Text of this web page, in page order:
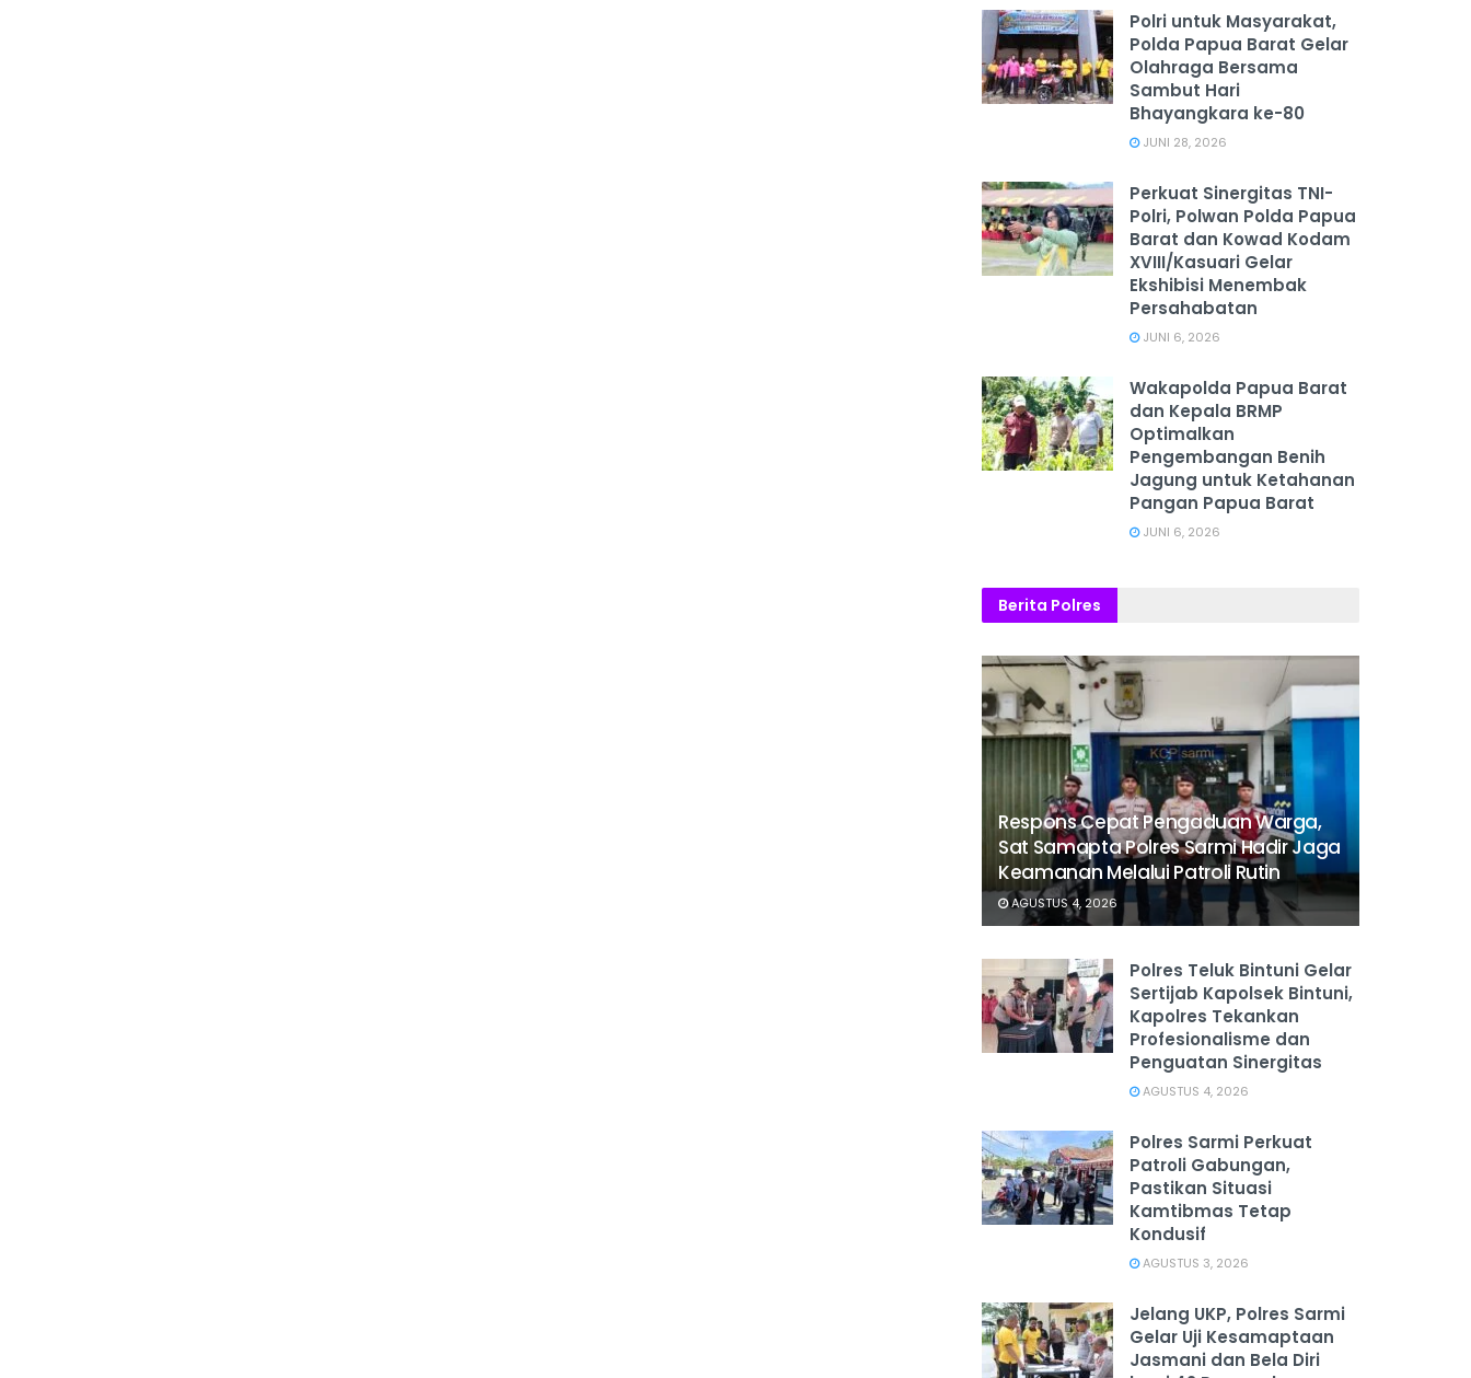
Polri untuk Masyarakat,
Polda Papua Barat Gelar
Olahraga Bersama
Sambut Hari
Bhayangkara ke-80
JUNI 28, 2026
‎Perkuat Sinergitas TNI-
Polri, Polwan Polda Papua
Barat dan Kowad Kodam
XVIII/Kasuari Gelar
Ekshibisi Menembak
Persahabatan
JUNI 6, 2026
Wakapolda Papua Barat
dan Kepala BRMP
Optimalkan
Pengembangan Benih
Jagung untuk Ketahanan
Pangan Papua Barat
JUNI 6, 2026
Berita Polres
Respons Cepat Pengaduan Warga,
Sat Samapta Polres Sarmi Hadir Jaga
Keamanan Melalui Patroli Rutin
AGUSTUS 4, 2026
Polres Teluk Bintuni Gelar
Sertijab Kapolsek Bintuni,
Kapolres Tekankan
Profesionalisme dan
Penguatan Sinergitas
AGUSTUS 4, 2026
Polres Sarmi Perkuat
Patroli Gabungan,
Pastikan Situasi
Kamtibmas Tetap
Kondusif
AGUSTUS 3, 2026
Jelang UKP, Polres Sarmi
Gelar Uji Kesamaptaan
Jasmani dan Bela Diri